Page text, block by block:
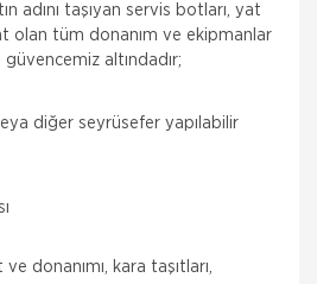
adını taşıyan servis botları, yat
olan tüm donanım ve ekipmanlar
altındadır;
diğer seyrüsefer yapılabilir
ve donanımı, kara taşıtları,